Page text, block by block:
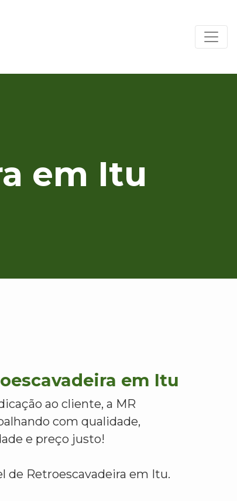
em Itu
em Itu
ao cliente, a MR
com qualidade,
e preço justo!
de Retroescavadeira em Itu.